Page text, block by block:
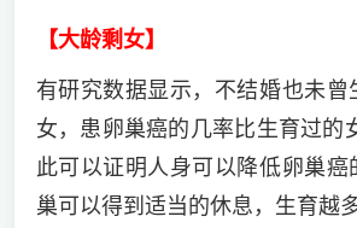
【大龄剩女】
有研究数据显示，不结婚也未曾
女，患卵巢癌的几率比生育过的
此可以证明人身可以降低卵巢癌
巢可以得到适当的休息，生育越